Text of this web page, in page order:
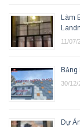
Làm
11/07/
Bảng
30/12/
Dự